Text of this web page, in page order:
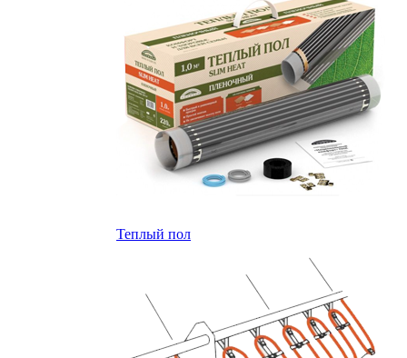
Теплый пол